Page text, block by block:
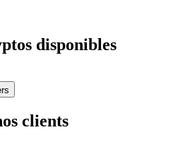
disponibles
clients